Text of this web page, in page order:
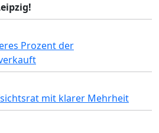
Prozent der
mit klarer Mehrheit